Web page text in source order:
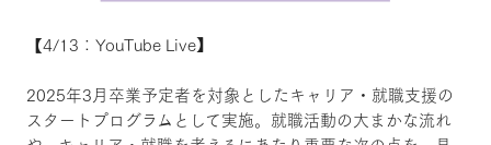
【4/13：YouTube Live】
2025年3月卒業予定者を対象としたキャリア・就職支援の
スタートプログラムとして実施。就職活動の大まかな流れ